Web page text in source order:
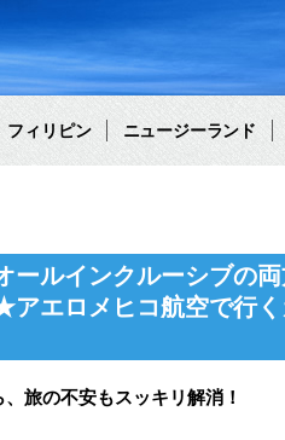
フィリピン ニュージーランド
ルインクルーシブの
エロメヒコ航空で行
旅の不安もスッキリ解消！